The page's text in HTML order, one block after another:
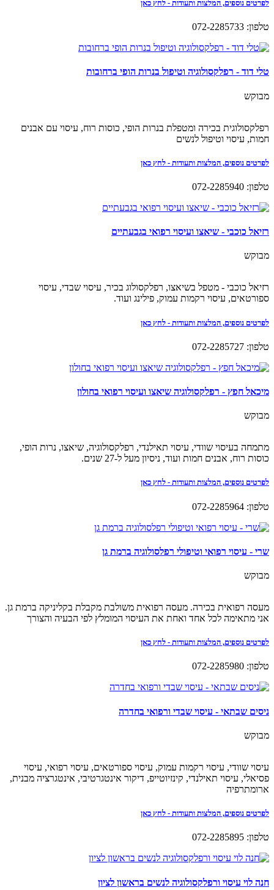
לפרטים נוספים, המלצות ותעודות - לחץ כאן
טלפון: 072-2285733
טלי דוד - רפלקסולוגיה וטיפול בנרות הופי ברחובות
מבוקש
רפלקסולוגית בכירה ומטפלת בנרות הופי, כוסות רוח, עיסוי עם אבנים
חמות, עיסוי וטיפול לנשים
לפרטים נוספים, המלצות ותעודות - לחץ כאן
טלפון: 072-2285940
רזיאל כוכבי - שיאצו ועיסוי רפואי בגבעתיים
מבוקש
רזיאל כוכבי - מטפל בשיאצו, רפלקסולוג בכיר, עיסוי שבדי, עיסוי
ספורטאים, עיסוי רקמות עמוק, פילינג ועוד.
לפרטים נוספים, המלצות ותעודות - לחץ כאן
טלפון: 072-2285727
מיכאל חפץ - רפלקסולוגיה שיאצו ועיסוי רפואי בחולון
מבוקש
מתמחה בעיסוי שוודי, עיסוי תאילנדי, רפלקסולוגיה, שיאצו, נרות הופי,
כוסות רוח, אבנים חמות ועוד, ניסיון מעל ל-27 שנים.
לפרטים נוספים, המלצות ותעודות - לחץ כאן
טלפון: 072-2285964
שרי - עיסוי רפואי וטיפולי רפלסולוגיה ברמת גן
מבוקש
מעסה רפואית בכירה. מעסה רפואית משולבת מקבלת בקליניקה ברמת גן.
אני מתאימה לכל אחד ואחת את העיסוי המומלץ לפי הבעיה והצורך
לפרטים נוספים, המלצות ותעודות - לחץ כאן
טלפון: 072-2285980
ניסים שבתאי - עיסוי שבדי ורפואי בחדרה
מבוקש
עיסוי שוודי, עיסוי רקמות עמוק, עיסוי ספורטאים, עיסוי רפואי, עיסוי
פסיאלי, עיסוי תאילנדי, קינזיוטייפ, דיקור אינטגרטיבי, אינטגרציה מבנית,
ארומתרפיה
לפרטים נוספים, המלצות ותעודות - לחץ כאן
טלפון: 072-2285895
חנה לוי עיסוי ורפלקסולוגיה לנשים בראשון לציון